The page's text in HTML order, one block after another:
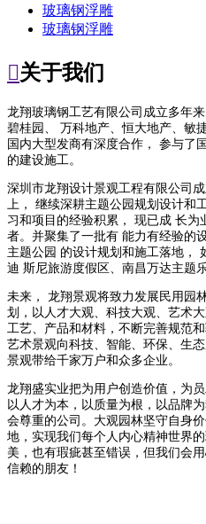
玻璃钢浮雕
玻璃钢浮雕
关于我们
龙翔玻璃钢工艺有限公司成立多年
碧桂园、 万科地产、恒大地产、敏
国内大型发商有深度合作， 参与了
的建设施工。
深圳市龙翔设计景观工程有限公司
上， 继续深耕主题公园规划设计和
习和项目的经验积累， 现已成 长
者。并聚集了一批有 能力有经验的
主题公园 的设计规划和施工落地，
迪 斯尼旅游度假区、南昌万达主题乐
未来， 龙翔景观将致力发展民用园
划，以人才大观、科技大观、艺术
工艺、产品和材料，不断完善规范
艺术景观向科技、智能、环保、生
景观带给千家万户和众多企业。
龙翔盛实业把为用户创造价值，为
以人才为本，以质量为根，以品牌
会尊重的公司。大观园林坚守自身
地，实现我们每个人内心精神世界
美，也有瑕疵甚至错误，但我们会
信赖的朋友！